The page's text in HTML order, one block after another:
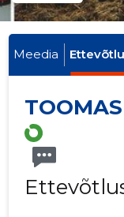
Meedia